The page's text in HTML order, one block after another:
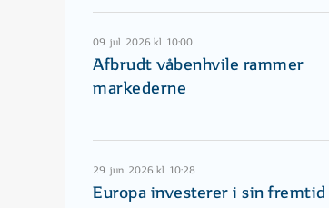
09. jul. 2026 kl. 10:00
Afbrudt våbenhvile rammer
markederne
29. jun. 2026 kl. 10:28
Europa investerer i sin fremtid